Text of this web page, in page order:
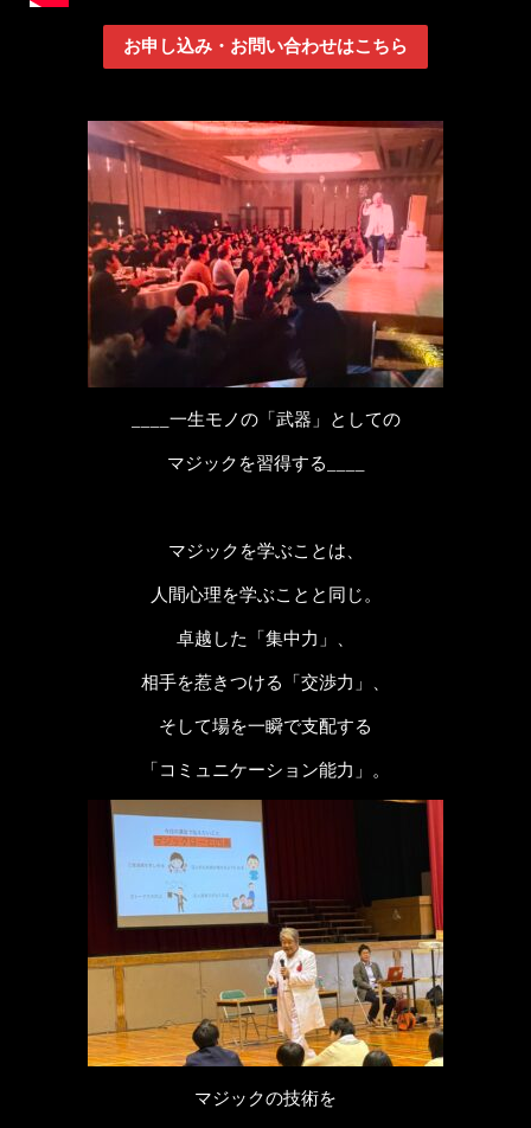
お申し込み・お問い合わせはこちら
____一生モノの「武器」としての
マジックを習得する____
マジックを学ぶことは、
人間心理を学ぶことと同じ。
卓越した「集中力」、
相手を惹きつける「交渉力」、
そして場を一瞬で支配する
「コミュニケーション能力」。
マジックの技術を